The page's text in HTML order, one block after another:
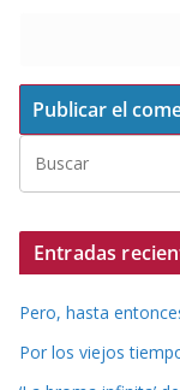
Entradas
Pero, hasta
Por los viejos